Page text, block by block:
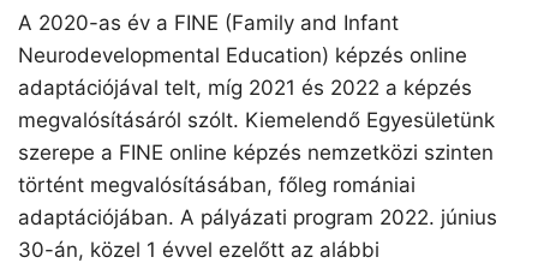
A 2020-as év a FINE (Family and Infant
Neurodevelopmental Education) képzés online
adaptációjával telt, míg 2021 és 2022 a képzés
megvalósításáról szólt. Kiemelendő Egyesületünk
szerepe a FINE online képzés nemzetközi szinten
történt megvalósításában, főleg romániai
adaptációjában. A pályázati program 2022. június
30-án, közel 1 évvel ezelőtt az alábbi